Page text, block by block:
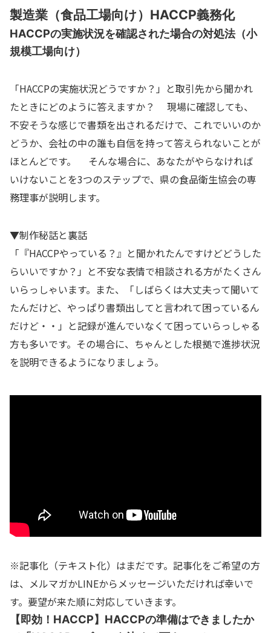
製造業（食品工場向け）HACCP義務化
HACCPの実施状況を確認された場合の対処法（小
規模工場向け）
「HACCPの実施状況どうですか？」と取引先から聞かれ
たときにどのように答えますか？ 現場に確認しても、
不安そうな感じで書類を出されるだけで、これでいいのか
どうか、会社の中の誰も自信を持って答えられないことが
ほとんどです。 そんな場合に、あなたがやらなければ
いけないことを3つのステップで、県の食品衛生協会の専
務理事が説明します。
▼制作秘話と裏話
「『HACCPやっている？』と聞かれたんですけどどうした
らいいですか？」と不安な表情で相談される方がたくさん
いらっしゃいます。また、「しばらくは大丈夫って聞いて
たんだけど、やっぱり書類出してと言われて困っているん
だけど・・」と記録が進んでいなくて困っていらっしゃる
方も多いです。その場合に、ちゃんとした根拠で進捗状況
を説明できるようになりましょう。
※記事化（テキスト化）はまだです。記事化をご希望の方
は、メルマガかLINEからメッセージいただければ幸いで
す。要望が来た順に対応していきます。
【即効！HACCP】HACCPの準備はできましたか